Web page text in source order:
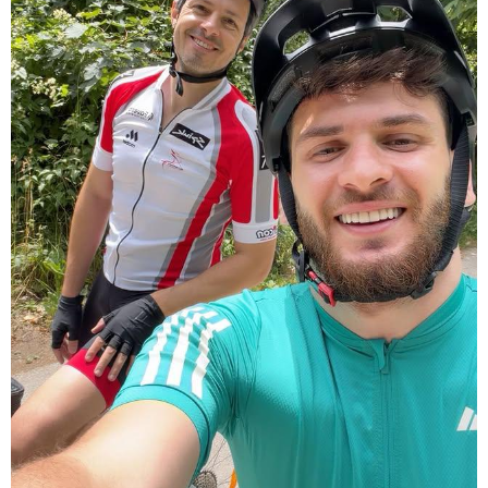
გიგა ავალიანის საქმეზე დაკავებული ნია იმნაძე
კლინიკიდან ზაჰესის დროებითი მოთავსების
იზოლატორში გადაიყვანეს
12:54 / 06-08-2026
ტრაგედია ხობში - მდინარე ხობისწყალში დედა-
შვილი დაიხრჩო